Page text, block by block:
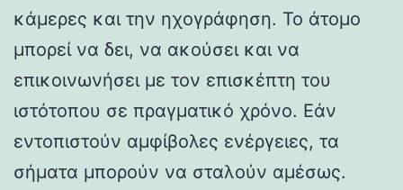
κάμερες και την ηχογράφηση. Το άτομο
μπορεί να δει, να ακούσει και να
επικοινωνήσει με τον επισκέπτη του
ιστότοπου σε πραγματικό χρόνο. Εάν
εντοπιστούν αμφίβολες ενέργειες, τα
σήματα μπορούν να σταλούν αμέσως.